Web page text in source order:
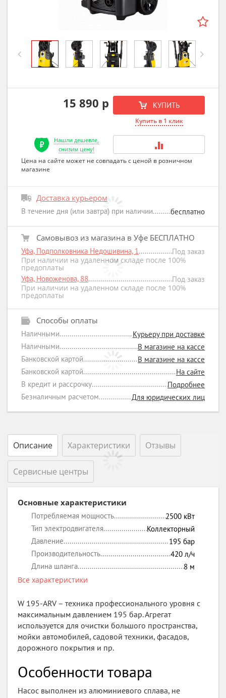
Previous
15 890 р КУПИТЬ
Купить в 1 клик
Нашли дешевле,
снизим цену!
Цена на сайте может не совпадать с ценой в розничном
магазине
Доставка курьером
В течение дня (или завтра) при наличии бесплатно
Самовывоз из магазина в Уфе БЕСПЛАТНО
Уфа, Подполковника Недошивина, 1
Под заказ
При наличии на удаленном складе после 100%
предоплаты
Уфа, Новоженова, 88
Под заказ
При наличии на удаленном складе после 100%
предоплаты
Способы оплаты
Наличными
Курьеру при доставке
Наличными
В магазине на кассе
Банковской картой
В магазине на кассе
Банковской картой
На сайте
В кредит и рассрочку
Подробнее
Безналичным расчетом
Для юридических лиц
Описание Характеристики Отзывы
Сервисные центры
Основные характеристики
Потребляемая мощность 2500 кВт
Тип электродвигателя
Коллекторный
Давление
195 бар
Производительность
420 л/ч
Длина шланга
8 м
Все характеристики
W 195-ARV – техника профессионального уровня с
максимальным давлением 195 бар. Агрегат
используется для очистки большого пространства,
мойки автомобилей, садовой техники, фасадов,
дорожного покрытия и пр.
Особенности товара
Насос выполнен из алюминиевого сплава, не